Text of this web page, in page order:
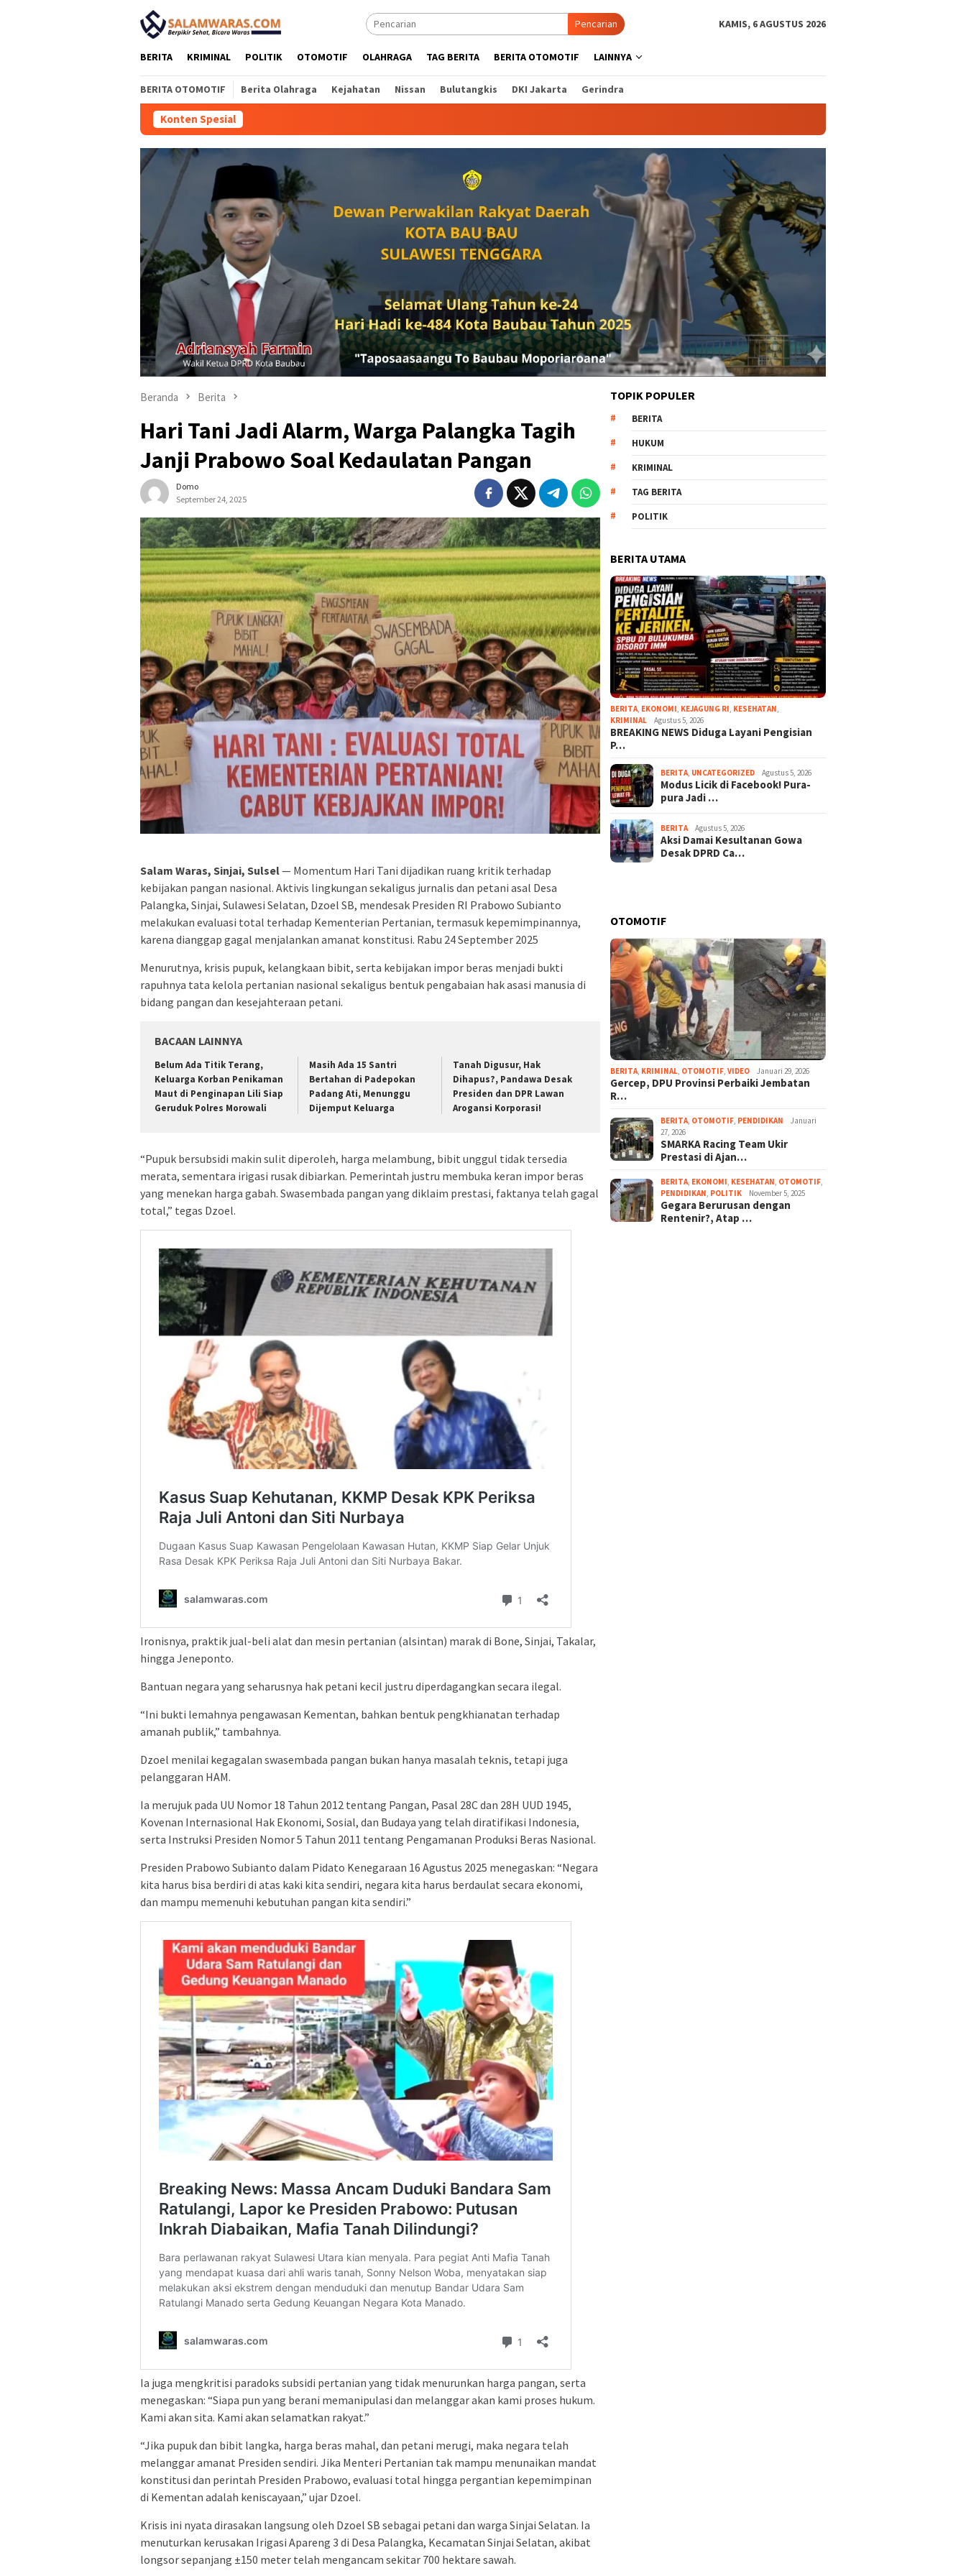
Pencarian KAMIS, 6 AGUSTUS 2026
BERITA KRIMINAL POLITIK OTOMOTIF OLAHRAGA TAG BERITA BERITA OTOMOTIF LAINNYA
BERITA OTOMOTIF Berita Olahraga Kejahatan Nissan Bulutangkis DKI Jakarta Gerindra
Konten Spesial
Beranda Berita
Hari Tani Jadi Alarm, Warga Palangka Tagih
Janji Prabowo Soal Kedaulatan Pangan
Domo
September 24, 2025
Salam Waras, Sinjai, Sulsel— Momentum Hari Tani dijadikan ruang kritik terhadap
kebijakan pangan nasional. Aktivis lingkungan sekaligus jurnalis dan petani asal Desa
Palangka, Sinjai, Sulawesi Selatan, Dzoel SB, mendesak Presiden RI Prabowo Subianto
melakukan evaluasi total terhadap Kementerian Pertanian, termasuk kepemimpinannya,
karena dianggap gagal menjalankan amanat konstitusi. Rabu 24 September 2025
Menurutnya, krisis pupuk, kelangkaan bibit, serta kebijakan impor beras menjadi bukti
rapuhnya tata kelola pertanian nasional sekaligus bentuk pengabaian hak asasi manusia di
bidang pangan dan kesejahteraan petani.
BACAAN LAINNYA
Belum Ada Titik Terang,
Keluarga Korban Penikaman
Maut di Penginapan Lili Siap
Geruduk Polres Morowali
Masih Ada 15 Santri
Bertahan di Padepokan
Padang Ati, Menunggu
Dijemput Keluarga
Tanah Digusur, Hak
Dihapus?, Pandawa Desak
Presiden dan DPR Lawan
Arogansi Korporasi!
“Pupuk bersubsidi makin sulit diperoleh, harga melambung, bibit unggul tidak tersedia
merata, sementara irigasi rusak dibiarkan. Pemerintah justru membuka keran impor beras
yang menekan harga gabah. Swasembada pangan yang diklaim prestasi, faktanya telah gagal
total,” tegas Dzoel.
Ironisnya, praktik jual-beli alat dan mesin pertanian (alsintan) marak di Bone, Sinjai, Takalar,
hingga Jeneponto.
Bantuan negara yang seharusnya hak petani kecil justru diperdagangkan secara ilegal.
“Ini bukti lemahnya pengawasan Kementan, bahkan bentuk pengkhianatan terhadap
amanah publik,” tambahnya.
Dzoel menilai kegagalan swasembada pangan bukan hanya masalah teknis, tetapi juga
pelanggaran HAM.
Ia merujuk pada UU Nomor 18 Tahun 2012 tentang Pangan, Pasal 28C dan 28H UUD 1945,
Kovenan Internasional Hak Ekonomi, Sosial, dan Budaya yang telah diratifikasi Indonesia,
serta Instruksi Presiden Nomor 5 Tahun 2011 tentang Pengamanan Produksi Beras Nasional.
Presiden Prabowo Subianto dalam Pidato Kenegaraan 16 Agustus 2025 menegaskan: “Negara
kita harus bisa berdiri di atas kaki kita sendiri, negara kita harus berdaulat secara ekonomi,
dan mampu memenuhi kebutuhan pangan kita sendiri.”
Ia juga mengkritisi paradoks subsidi pertanian yang tidak menurunkan harga pangan, serta
menegaskan: “Siapa pun yang berani memanipulasi dan melanggar akan kami proses hukum.
Kami akan sita. Kami akan selamatkan rakyat.”
“Jika pupuk dan bibit langka, harga beras mahal, dan petani merugi, maka negara telah
melanggar amanat Presiden sendiri. Jika Menteri Pertanian tak mampu menunaikan mandat
konstitusi dan perintah Presiden Prabowo, evaluasi total hingga pergantian kepemimpinan
di Kementan adalah keniscayaan,” ujar Dzoel.
Krisis ini nyata dirasakan langsung oleh Dzoel SB sebagai petani dan warga Sinjai Selatan. Ia
menuturkan kerusakan Irigasi Apareng 3 di Desa Palangka, Kecamatan Sinjai Selatan, akibat
longsor sepanjang ±150 meter telah mengancam sekitar 700 hektare sawah.
TOPIK POPULER
BERITA
HUKUM
KRIMINAL
TAG BERITA
POLITIK
BERITA UTAMA
BERITA EKONOMI KEJAGUNG RI KESEHATAN
KRIMINAL
Agustus 5, 2026
BREAKING NEWS Diduga Layani Pengisian
P…
BERITA UNCATEGORIZED Agustus 5, 2026
Modus Licik di Facebook! Pura-
pura Jadi …
BERITA Agustus 5, 2026
Aksi Damai Kesultanan Gowa
Desak DPRD Ca…
OTOMOTIF
BERITA KRIMINAL OTOMOTIF ,VIDEO Januari 29, 2026
Gercep, DPU Provinsi Perbaiki Jembatan
R…
BERITA OTOMOTIF PENDIDIKAN
Januari
27, 2026
SMARKA Racing Team Ukir
Prestasi di Ajan…
BERITA EKONOMI KESEHATAN OTOMOTIF
PENDIDIKAN POLITIK November 5, 2025
Gegara Berurusan dengan
Rentenir?, Atap …